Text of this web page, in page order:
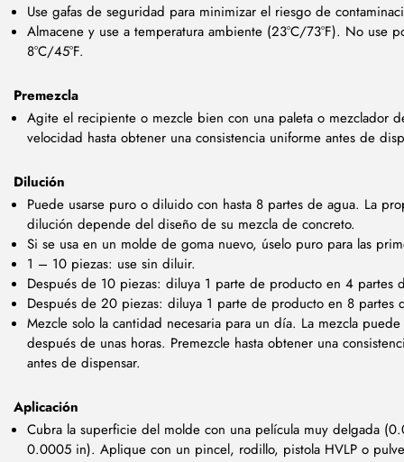
Use gafas de seguridad para minimizar el riesgo de
Almacene y use a temperatura ambiente (23°C/73°F). No use
8°C/45°F.
Premezcla
Agite el recipiente o mezcle bien con una paleta o mezclador
velocidad hasta obtener una consistencia uniforme antes de
Dilución
Puede usarse puro o diluido con hasta 8 partes de agua. La
dilución depende del diseño de su mezcla de concreto.
Si se usa en un molde de goma nuevo, úselo puro para las
1 – 10 piezas: use sin diluir.
Después de 10 piezas: diluya 1 parte de producto en 4 partes
Después de 20 piezas: diluya 1 parte de producto en 8 partes
Mezcle solo la cantidad necesaria para un día. La mezcla puede
después de unas horas. Premezcle hasta obtener una
antes de dispensar.
Aplicación
Cubra la superficie del molde con una película muy delgada
0.0005 in). Aplique con un pincel, rodillo, pistola HVLP o